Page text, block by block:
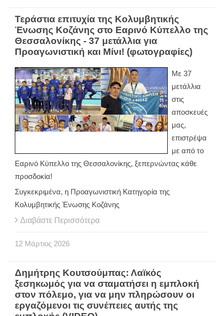
Τεράστια επιτυχία της Κολυμβητικής
Ένωσης Κοζάνης στο Εαρινό Κύπελλο της
Θεσσαλονίκης - 37 μετάλλια για
Προαγωνιστική και Μίνι! (φωτογραφίες)
Με 37
μετάλλια
στις
αποσκευές
μας,
επιστρέψα
με από το
Εαρινό Κύπελλο της Θεσσαλονίκης, ξεπερνώντας κάθε
προσδοκία!
Συγκεκριμένα, η Προαγωνιστική Κατηγορία της
Κολυμβητικής Ένωσης Κοζάνης
Διαβάστε Περισσότερα
12 Μάρτιος 2026
Δημήτρης Κουτσούμπας: Λαϊκός
ξεσηκωμός για να σταματήσει η εμπλοκή
στον πόλεμο, για να μην πληρώσουν οι
εργαζόμενοι τις συνέπειες αυτής της